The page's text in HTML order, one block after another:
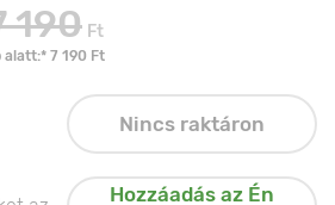
190 Ft
alatt:* 7 190 Ft
Nincs raktáron
Hozzáadás az Én